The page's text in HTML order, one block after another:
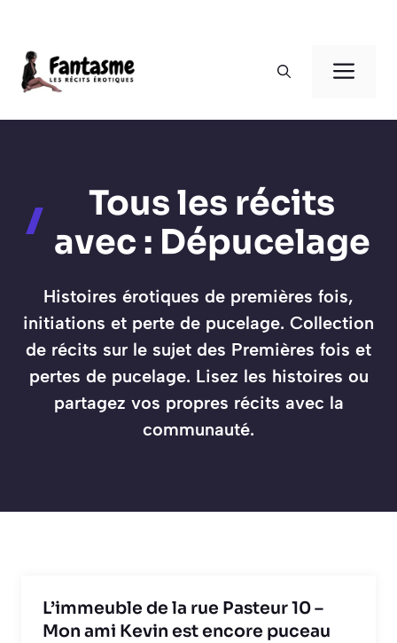
contenu
Tous les récits
avec : Dépucelage
Histoires érotiques de premières fois,
initiations et perte de pucelage. Collection
de récits sur le sujet des Premières fois et
pertes de pucelage. Lisez les histoires ou
partagez vos propres récits avec la
communauté.
L’immeuble de la rue Pasteur 10 –
Mon ami Kevin est encore puceau